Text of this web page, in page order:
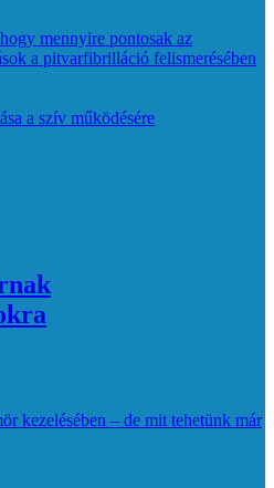
mennyire pontosak az
a pitvarfibrilláció felismerésében
a szív működésére
kezelésében – de mit tehetünk már